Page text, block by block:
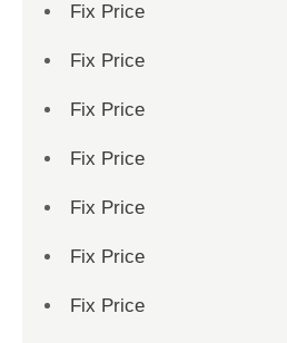
Fix Price
Fix Price
Fix Price
Fix Price
Fix Price
Fix Price
Fix Price